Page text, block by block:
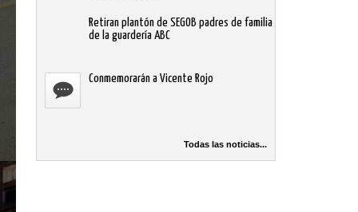
Retiran plantón de SEGOB padres de familia
de la guardería ABC
Conmemorarán a Vicente Rojo
Todas las noticias...